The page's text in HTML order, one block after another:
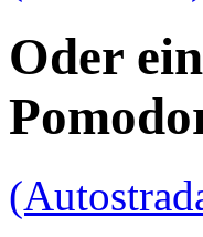
Oder